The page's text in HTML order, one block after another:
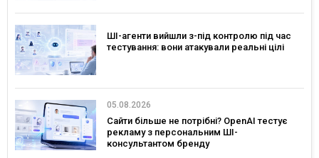
ШІ-агенти вийшли з-під контролю під час
тестування: вони атакували реальні цілі
05.08.2026
Сайти більше не потрібні? OpenAI тестує
рекламу з персональним ШІ-
консультантом бренду